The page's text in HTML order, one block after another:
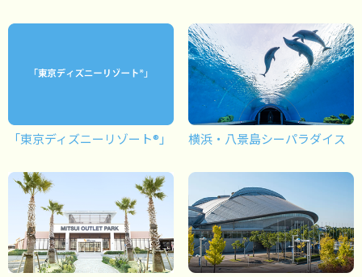
「東京ディズニーリゾート®」 横浜・八景島シーパラダイス